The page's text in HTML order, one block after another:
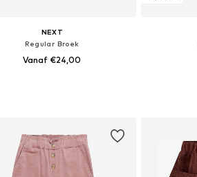
NEXT
Regular Broek
Vanaf €24,00